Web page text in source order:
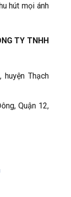
hút mọi ánh
TY TNHH
huyện Thạch
Quận 12,